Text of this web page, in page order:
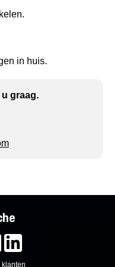
in huis.
graag.
klanten